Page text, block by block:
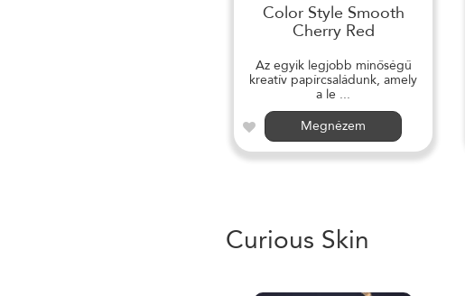
Color Style Smooth
Cherry Red
Az egyik legjobb minőségű
kreatív papírcsaládunk, amely
a le ...
Megnézem
Curious Skin